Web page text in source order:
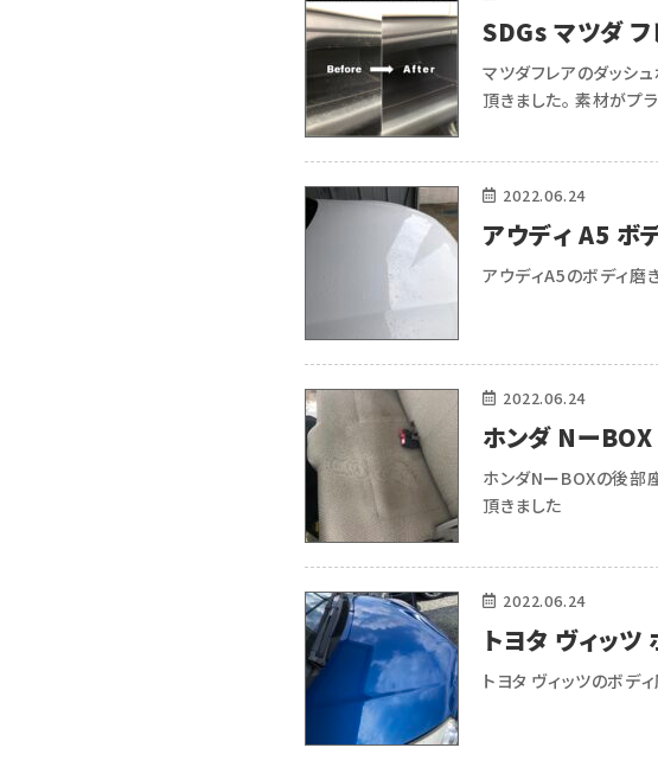
SDGs マツダ
っ掻きキズリペ
マツダフレアのダッシ
頂きました。 素材がプ
に優しく車内空間 […]
2022.06.24
アウディ A5 ボ
アウディA5のボ
2022.06.24
ホンダ NーBOX
ホンダNーBOXの後部
頂きました
2022.06.24
トヨタ ヴィッツ
トヨタ ヴィッツのボ